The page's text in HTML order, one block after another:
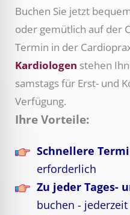
Buchen Sie jetzt
oder gemütlich auf der
Termin in der
Kardiologen stehen
samstags für Erst- und
Verfügung.
Ihre Vorteile:
Schnellere
erforderlich
Zu jeder Tages-
buchen -